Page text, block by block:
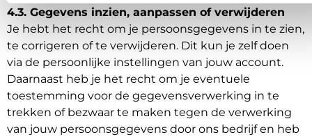
4.3. Gegevens inzien, aanpassen of verwijderen
Je hebt het recht om je persoonsgegevens in te zien,
te corrigeren of te verwijderen. Dit kun je zelf doen
via de persoonlijke instellingen van jouw account.
Daarnaast heb je het recht om je eventuele
toestemming voor de gegevensverwerking in te
trekken of bezwaar te maken tegen de verwerking
van jouw persoonsgegevens door ons bedrijf en heb